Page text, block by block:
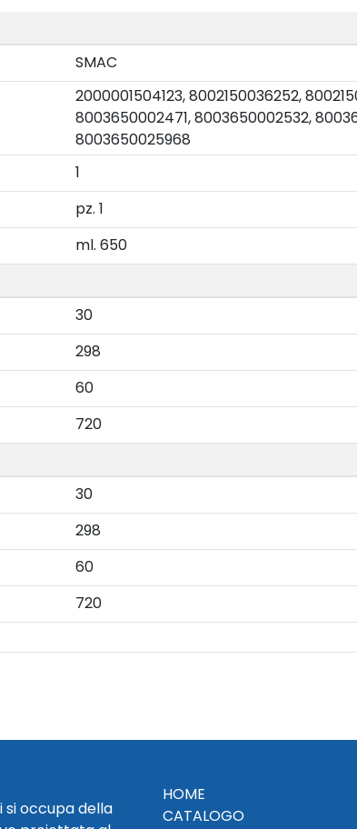
SMAC
2000001504123, 8002150036252,
8003650002471, 8003650002532,
8003650025968
1
pz. 1
ml. 650
30
298
60
720
30
298
60
720
si occupa della
HOME
CATALOGO